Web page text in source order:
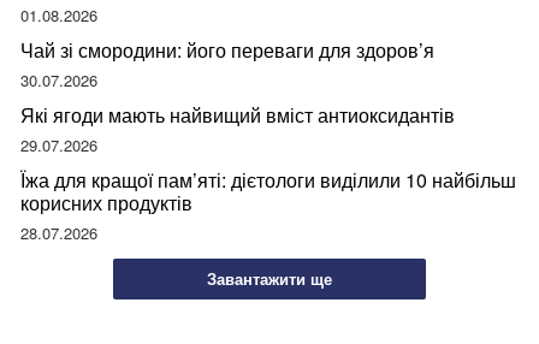
01.08.2026
Чай зі смородини: його переваги для здоров’я
30.07.2026
Які ягоди мають найвищий вміст антиоксидантів
29.07.2026
Їжа для кращої пам’яті: дієтологи виділили 10 найбільш
корисних продуктів
28.07.2026
Завантажити ще